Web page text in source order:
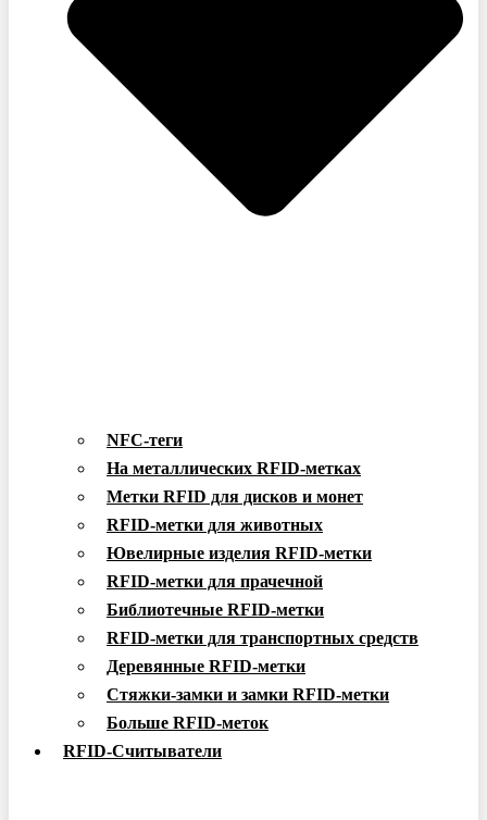
NFC-теги
На металлических RFID-метках
Метки RFID для дисков и монет
RFID-метки для животных
Ювелирные изделия RFID-метки
RFID-метки для прачечной
Библиотечные RFID-метки
RFID-метки для транспортных средств
Деревянные RFID-метки
Стяжки-замки и замки RFID-метки
Больше RFID-меток
RFID-Считыватели